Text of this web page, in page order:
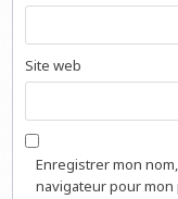
Site web
Enregistrer mon
navigateur pour mon